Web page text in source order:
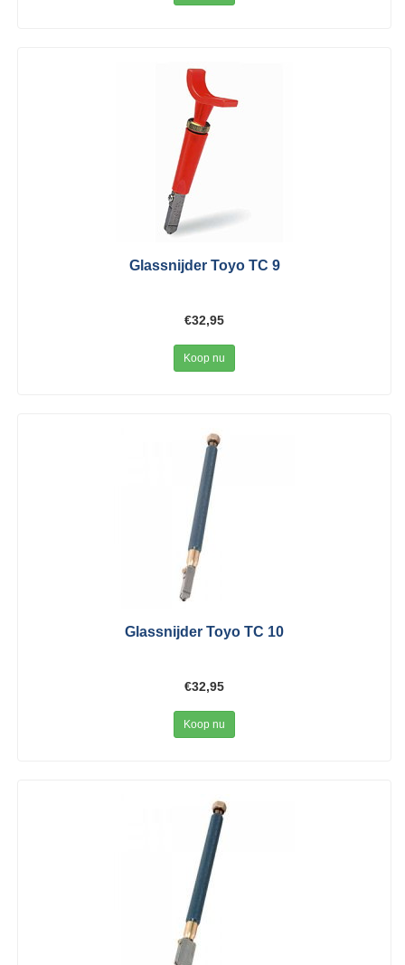
Glassnijder Toyo TC 9
€32,95
Koop nu
Glassnijder Toyo TC 10
€32,95
Koop nu